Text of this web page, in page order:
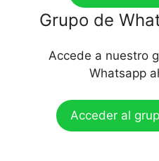
Grupo de
Accede a nuestro
Whatsapp
Acceder al